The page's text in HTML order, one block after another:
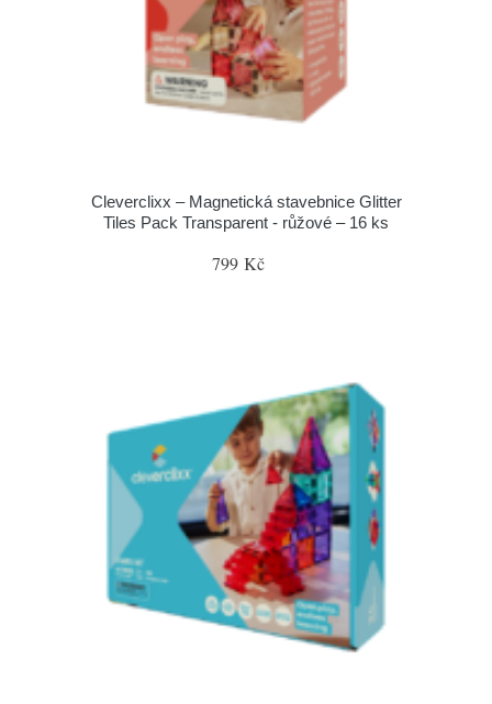
Cleverclixx – Magnetická stavebnice Glitter
Tiles Pack Transparent - růžové – 16 ks
799 Kč